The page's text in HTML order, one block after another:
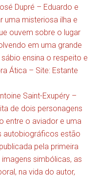
Dupré – Eduardo e
uma misteriosa ilha e
ouvem sobre o lugar
em uma grande
ensina o respeito e
Ática – Site: Estante
Saint-Exupéry –
de dois personagens
entre o aviador e uma
autobiográficos estão
pela primeira
simbólicas, as
na vida do autor,